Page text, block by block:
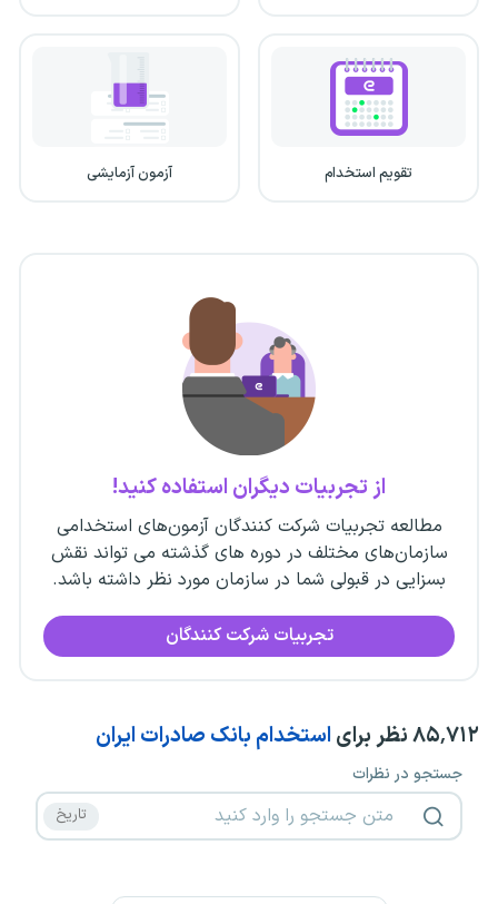
تقویم استخدام آزمون آزمایشی
از تجربیات دیگران استفاده کنید!
مطالعه تجربیات شرکت کنندگان آزمون‌های استخدامی
سازمان‌های مختلف در دوره های گذشته می تواند نقش
بسزایی در قبولی شما در سازمان مورد نظر داشته باشد.
تجربیات شرکت کنندگان
۸۵٬۷۱۲نظر برای استخدام بانک صادرات ایران
جستجو در نظرات